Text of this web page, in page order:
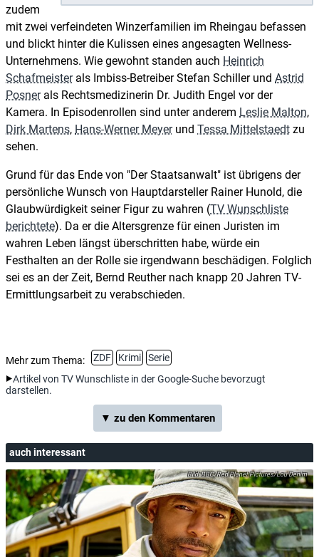
zudem
mit zwei verfeindeten Winzerfamilien im Rheingau befassen
und blickt hinter die Kulissen eines angesagten Wellness-
Unternehmens. Wie gewohnt standen auch Heinrich
Schafmeisterals Imbiss-Betreiber Stefan Schiller und Astrid
Posnerals Rechtsmedizinerin Dr. Judith Engel vor der
Kamera. In Episodenrollen sind unter anderem Leslie Malton,
Dirk Martens, Hans-Werner Meyerund Tessa Mittelstaedt zu
sehen.
Grund für das Ende von "Der Staatsanwalt" ist übrigens der
persönliche Wunsch von Hauptdarsteller Rainer Hunold, die
Glaubwürdigkeit seiner Figur zu wahren (TV Wunschliste
berichtete). Da er die Altersgrenze für einen Juristen im
wahren Leben längst überschritten habe, würde ein
Festhalten an der Rolle sie irgendwann beschädigen. Folglich
sei es an der Zeit, Bernd Reuther nach knapp 20 Jahren TV-
Ermittlungsarbeit zu verabschieden.
Mehr zum Thema: ZDF Krimi
Serie
Artikel von TV Wunschliste in der Google-Suche bevorzugt
darstellen.
▼ zu den Kommentaren
auch interessant
BBC/Red Planet Pictures/Lou Denim